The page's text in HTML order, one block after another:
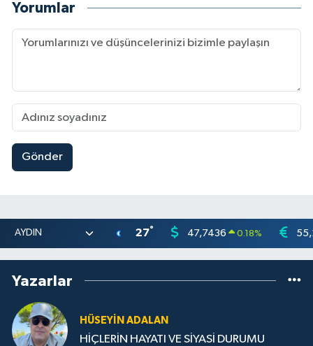
Yorumlar
Gönder
27° 47,7436 0.18%
Yazarlar
HÜSEYIN ADALAN
HİÇLERİN HAYATI VE SİYASİ DURUMU